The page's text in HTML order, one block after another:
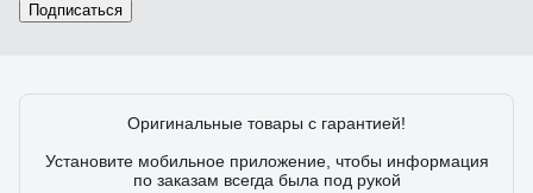
Подписаться
Оригинальные товары с гарантией!
Установите мобильное приложение, чтобы информация
по заказам всегда была под рукой